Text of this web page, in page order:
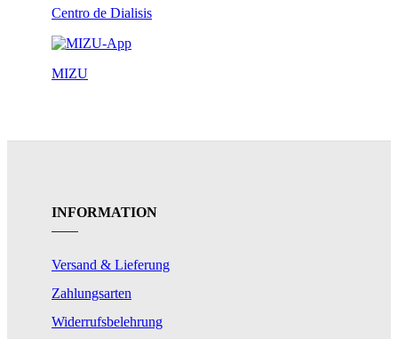
Centro de Dialisis
MIZU
INFORMATION
Versand & Lieferung
Zahlungsarten
Widerrufsbelehrung